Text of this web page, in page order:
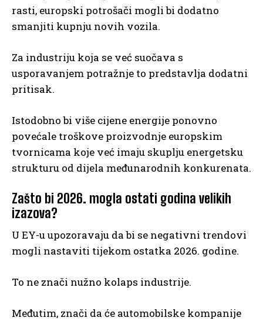
rasti, europski potrošači mogli bi dodatno
smanjiti kupnju novih vozila.
Za industriju koja se već suočava s
usporavanjem potražnje to predstavlja dodatni
pritisak.
Istodobno bi više cijene energije ponovno
povećale troškove proizvodnje europskim
tvornicama koje već imaju skuplju energetsku
strukturu od dijela međunarodnih konkurenata.
Zašto bi 2026. mogla ostati godina velikih
izazova?
U EY-u upozoravaju da bi se negativni trendovi
mogli nastaviti tijekom ostatka 2026. godine.
To ne znači nužno kolaps industrije.
Međutim, znači da će automobilske kompanije